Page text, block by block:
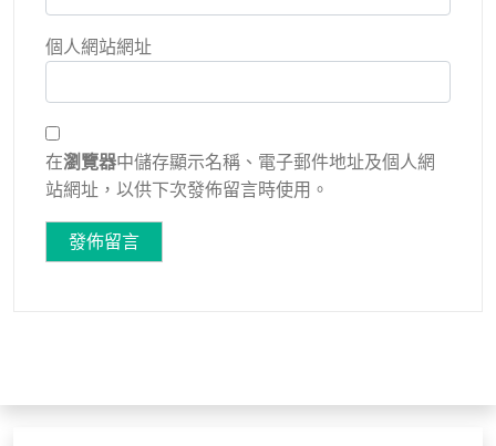
個人網站網址
在瀏覽器中儲存顯示名稱、電子郵件地址及個人網
站網址，以供下次發佈留言時使用。